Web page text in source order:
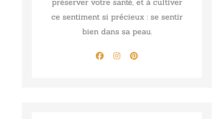
ce sentiment si précieux : se sentir
bien dans sa peau.